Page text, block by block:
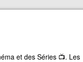
et des Séries 📺. Les